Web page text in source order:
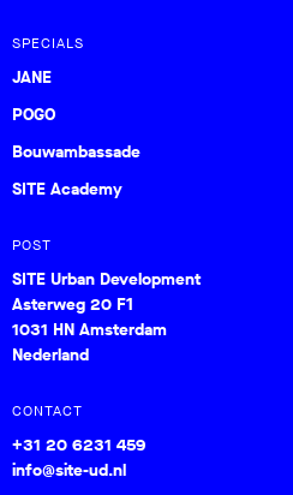
SPECIALS
JANE
POGO
Bouwambassade
SITE Academy
POST
SITE Urban Development
Asterweg 20 F1
1031 HN Amsterdam
Nederland
CONTACT
+31 20 6231 459
info@site-ud.nl